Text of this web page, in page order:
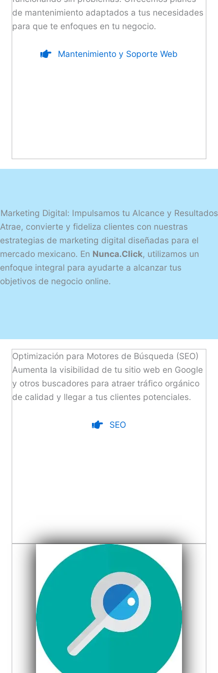
de mantenimiento adaptados a tus necesidades
para que te enfoques en tu negocio.
Mantenimiento y Soporte Web
Marketing Digital: Impulsamos tu Alcance y Resultados
Atrae, convierte y fideliza clientes con nuestras
estrategias de marketing digital diseñadas para el
mercado mexicano. En Nunca.Click, utilizamos un
enfoque integral para ayudarte a alcanzar tus
objetivos de negocio online.
Optimización para Motores de Búsqueda (SEO)
Aumenta la visibilidad de tu sitio web en Google
y otros buscadores para atraer tráfico orgánico
de calidad y llegar a tus clientes potenciales.
SEO